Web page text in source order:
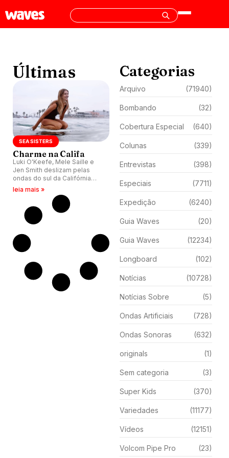
Últimas
SEA SISTERS
Charme na Califa
Luki O'Keefe, Mele Saille e
Jen Smith deslizam pelas
ondas do sul da Califórnia
(EUA).
leia mais »
Categorias
Arquivo (71940)
Bombando (32)
Cobertura Especial (640)
Colunas (339)
Entrevistas (398)
Especiais (7711)
Expedição (6240)
Guia Waves (20)
Guia Waves (12234)
Longboard (102)
Notícias (10728)
Notícias Sobre (5)
Ondas Artificiais (728)
Ondas Sonoras (632)
originals (1)
Sem categoria (3)
Super Kids (370)
Variedades (11177)
Vídeos (12151)
Volcom Pipe Pro (23)